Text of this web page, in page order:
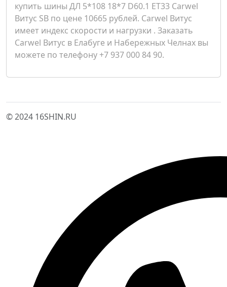
купить шины ДЛ 5*108 18*7 D60.1 ET33 Carwel
Витус SB по цене 10665 рублей. Carwel Витус
имеет индекс скорости и нагрузки . Заказать
Carwel Витус в Елабуге и Набережных Челнах вы
можете по телефону +7 937 000 84 90.
© 2024 16SHIN.RU